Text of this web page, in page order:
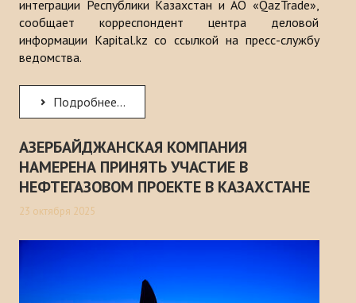
интеграции Республики Казахстан и АО «QazTrade»,
сообщает корреспондент центра деловой
информации Kapital.kz со ссылкой на пресс-службу
ведомства.
Подробнее...
АЗЕРБАЙДЖАНСКАЯ КОМПАНИЯ
НАМЕРЕНА ПРИНЯТЬ УЧАСТИЕ В
НЕФТЕГАЗОВОМ ПРОЕКТЕ В КАЗАХСТАНЕ
23 октября 2025